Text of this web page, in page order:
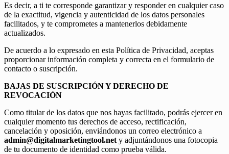
Es decir, a ti te corresponde garantizar y responder en cualquier caso
de la exactitud, vigencia y autenticidad de los datos personales
facilitados, y te comprometes a mantenerlos debidamente
actualizados.
De acuerdo a lo expresado en esta Política de Privacidad, aceptas
proporcionar información completa y correcta en el formulario de
contacto o suscripción.
BAJAS DE SUSCRIPCIÓN Y DERECHO DE
REVOCACIÓN
Como titular de los datos que nos hayas facilitado, podrás ejercer en
cualquier momento tus derechos de acceso, rectificación,
cancelación y oposición, enviándonos un correo electrónico a
admin@digitalmarketingtool.net y adjuntándonos una fotocopia
de tu documento de identidad como prueba válida.